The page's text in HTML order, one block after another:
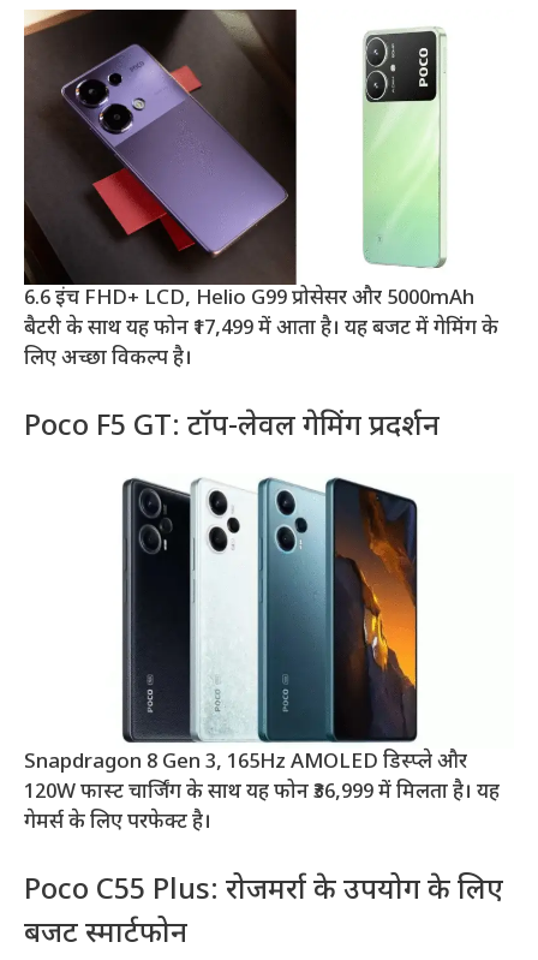
6.6 इंच FHD+ LCD, Helio G99 प्रोसेसर और 5000mAh
बैटरी के साथ यह फोन ₹17,499 में आता है। यह बजट में गेमिंग के
लिए अच्छा विकल्प है।
Poco F5 GT: टॉप-लेवल गेमिंग प्रदर्शन
Snapdragon 8 Gen 3, 165Hz AMOLED डिस्प्ले और
120W फास्ट चार्जिंग के साथ यह फोन ₹36,999 में मिलता है। यह
गेमर्स के लिए परफेक्ट है।
Poco C55 Plus: रोजमर्रा के उपयोग के लिए
बजट स्मार्टफोन